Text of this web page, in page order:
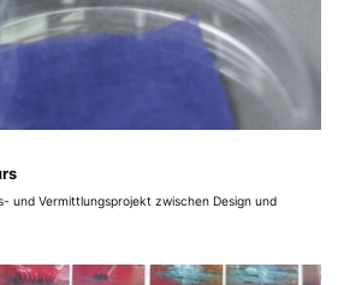
und Vermittlungsprojekt zwischen Design und